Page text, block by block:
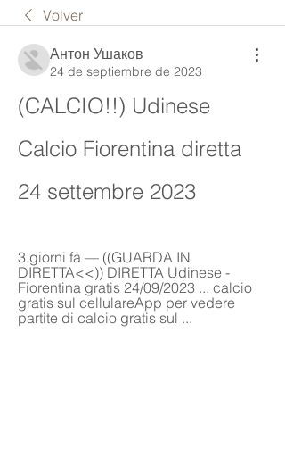
Volver
Антон Ушаков
24 de septiembre de 2023
(CALCIO!!) Udinese
Calcio Fiorentina diretta
24 settembre 2023
3 giorni fa — ((GUARDA IN
DIRETTA<<)) DIRETTA Udinese -
Fiorentina gratis 24/09/2023 ... calcio
gratis sul cellulareApp per vedere
partite di calcio gratis sul ...